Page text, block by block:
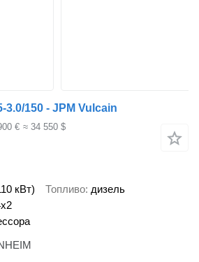
3.0/150 - JPM Vulcain
€ ≈ 34 550 $
кВт) Топливо дизель